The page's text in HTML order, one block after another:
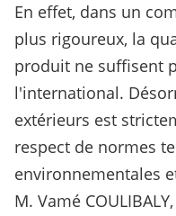
En effet, dans un
plus rigoureux, la
produit ne suffisent
l'international.
extérieurs est
respect de normes
environnementales
M. Vamé